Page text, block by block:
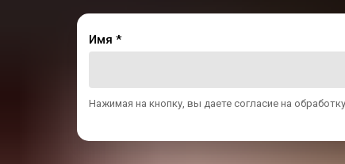
Имя *
Нажимая на кнопку, вы даете согласие на обработку